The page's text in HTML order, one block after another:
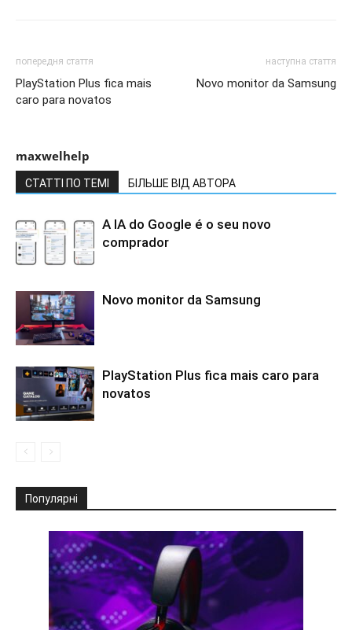
попередня стаття
PlayStation Plus fica mais
caro para novatos
наступна стаття
Novo monitor da Samsung
maxwelhelp
СТАТТІ ПО ТЕМІ БІЛЬШЕ ВІД АВТОРА
A IA do Google é o seu novo
comprador
Novo monitor da Samsung
PlayStation Plus fica mais caro para
novatos
Популярні